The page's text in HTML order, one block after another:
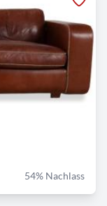
54% Nachlass